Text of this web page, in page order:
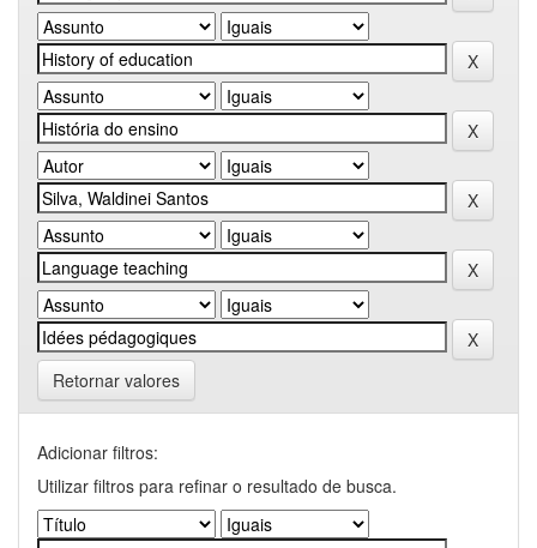
Retornar valores
Adicionar filtros:
Utilizar filtros para refinar o resultado de busca.